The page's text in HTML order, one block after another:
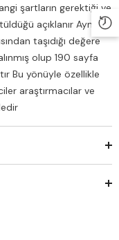
şartların gerektiği ve
açıklanır Aynı
taşıdığı değere
olup 190 sayfa
Bu yönüyle özellikle
araştırmacılar ve